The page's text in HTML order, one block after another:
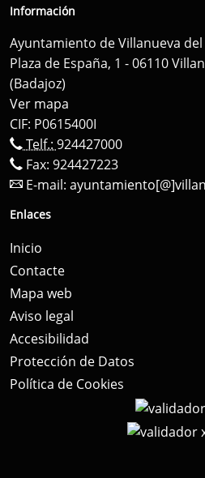
Información
Ayuntamiento de Villanueva del
Plaza de España, 1 - 06110
(Badajoz)
Ver mapa
CIF: P0615400I
Telf.: 924427000
Fax: 924427223
E-mail:
Enlaces
Inicio
Contacte
Mapa web
Aviso legal
Accesibilidad
Protección de Datos
Política de Cookies